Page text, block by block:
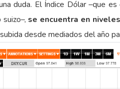
duda. El Índice Dólar –que
se encuentra en
desde mediados del año